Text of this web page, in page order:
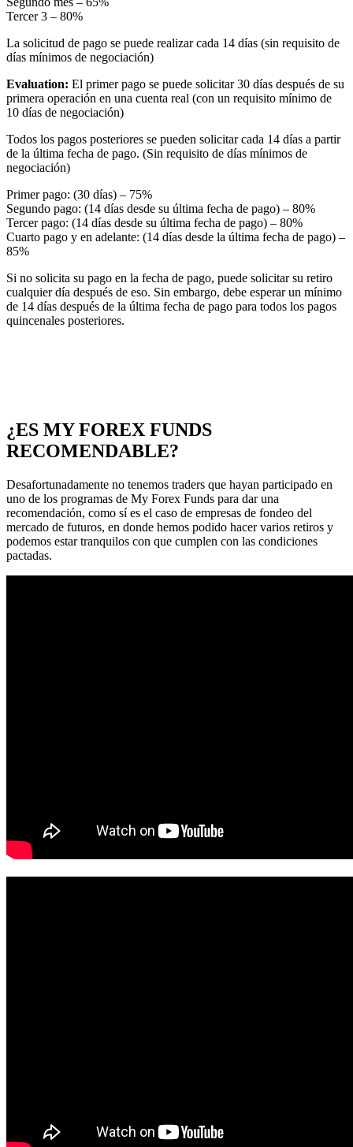
Tercer 3 – 80%
La solicitud de pago se puede realizar cada 14 días (sin requisito de
días mínimos de negociación)
Evaluation: El primer pago se puede solicitar 30 días después de su
primera operación en una cuenta real (con un requisito mínimo de
10 días de negociación)
Todos los pagos posteriores se pueden solicitar cada 14 días a partir
de la última fecha de pago. (Sin requisito de días mínimos de
negociación)
Primer pago: (30 días) – 75%
Segundo pago: (14 días desde su última fecha de pago) – 80%
Tercer pago: (14 días desde su última fecha de pago) – 80%
Cuarto pago y en adelante: (14 días desde la última fecha de pago) –
85%
Si no solicita su pago en la fecha de pago, puede solicitar su retiro
cualquier día después de eso. Sin embargo, debe esperar un mínimo
de 14 días después de la última fecha de pago para todos los pagos
quincenales posteriores.
¿ES MY FOREX FUNDS
RECOMENDABLE?
Desafortunadamente no tenemos traders que hayan participado en
uno de los programas de My Forex Funds para dar una
recomendación, como sí es el caso de empresas de fondeo del
mercado de futuros, en donde hemos podido hacer varios retiros y
podemos estar tranquilos con que cumplen con las condiciones
pactadas.